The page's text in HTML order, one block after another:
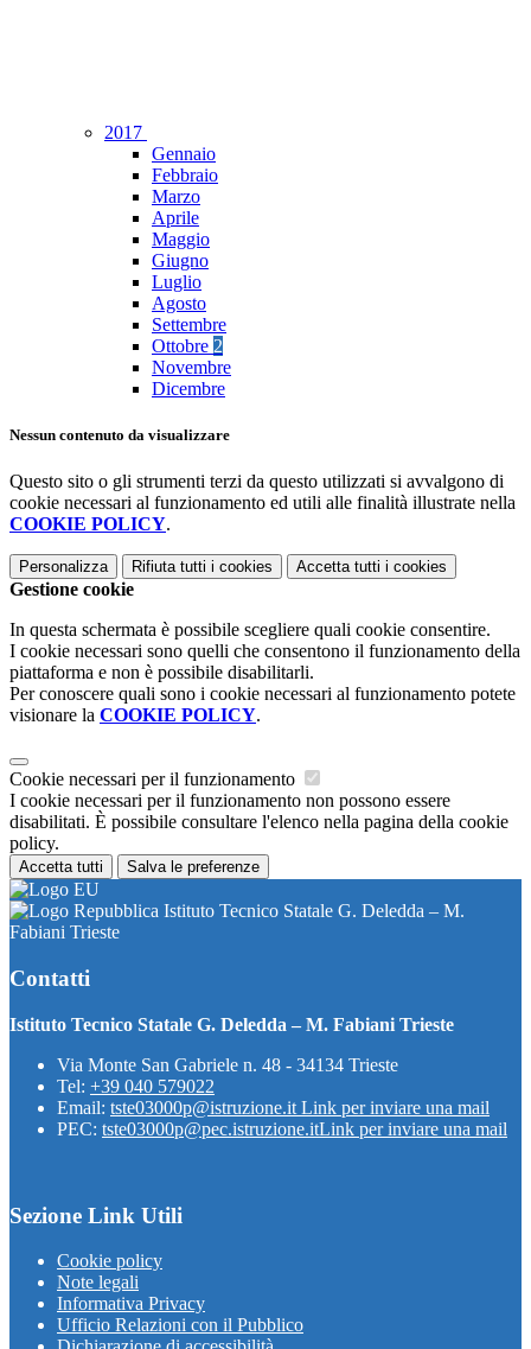
2017
Gennaio
Febbraio
Marzo
Aprile
Maggio
Giugno
Luglio
Agosto
Settembre
Ottobre 2
Novembre
Dicembre
Nessun contenuto da visualizzare
Questo sito o gli strumenti terzi da questo utilizzati si avvalgono di
cookie necessari al funzionamento ed utili alle finalità illustrate nella
COOKIE POLICY.
Personalizza Rifiuta tutti i cookies Accetta tutti i cookies
Gestione cookie
In questa schermata è possibile scegliere quali cookie consentire.
I cookie necessari sono quelli che consentono il funzionamento della
piattaforma e non è possibile disabilitarli.
Per conoscere quali sono i cookie necessari al funzionamento potete
visionare la COOKIE POLICY.
Cookie necessari per il funzionamento
I cookie necessari per il funzionamento non possono essere
disabilitati. È possibile consultare l'elenco nella pagina della cookie
policy.
Accetta tutti Salva le preferenze
Istituto Tecnico Statale G. Deledda – M.
Fabiani Trieste
Contatti
Istituto Tecnico Statale G. Deledda – M. Fabiani Trieste
Via Monte San Gabriele n. 48 - 34134 Trieste
Tel: +39 040 579022
Email: tste03000p@istruzione.it Link per inviare una mail
PEC: tste03000p@pec.istruzione.itLink per inviare una mail
Sezione Link Utili
Cookie policy
Note legali
Informativa Privacy
Ufficio Relazioni con il Pubblico